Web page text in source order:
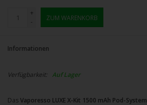
+
-
ZUM WARENKORB
Informationen
Verfügbarkeit: Auf Lager
DasVaporesso LUXE X-Kit 1500 mAh Pod-System